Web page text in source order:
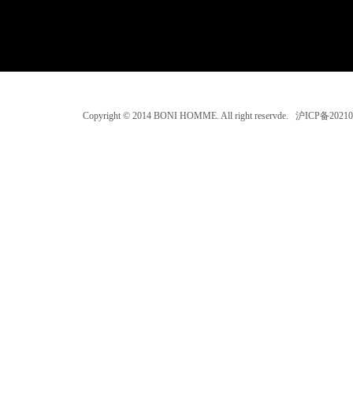
Copyright © 2014 BONI HOMME. All right reservde. 沪ICP备